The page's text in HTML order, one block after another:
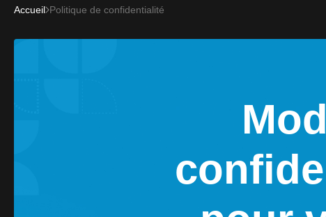
Accueil Politique de confidentialité